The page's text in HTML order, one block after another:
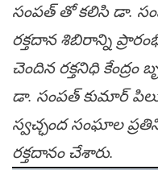
సంపత్ తో కలిసి డా.
రక్తదాన శిబిరాన్ని
చెందిన రక్తనిధి
డా. సంపత్ కుమార్
స్వచ్ఛంద సంఘాల
రక్తదానం చేశారు.